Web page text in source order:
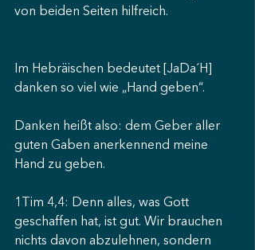
von beiden Seiten hilfreich.
Im Hebräischen bedeutet [JaDa´H]
danken so viel wie „Hand geben“.
Danken heißt also: dem Geber aller
guten Gaben anerkennend meine
Hand zu geben.
1Tim 4,4: Denn alles, was Gott
geschaffen hat, ist gut. Wir brauchen
nichts davon abzulehnen, sondern